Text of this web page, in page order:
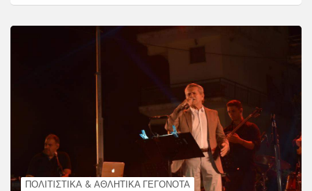
ΠΟΛΙΤΙΣΤΙΚΆ & ΑΘΛΗΤΙΚΆ ΓΕΓΟΝΌΤΑ